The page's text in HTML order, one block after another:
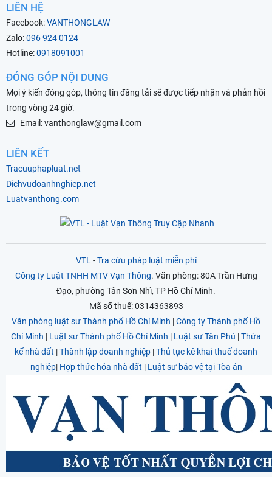
LIÊN HỆ
Facebook:VANTHONGLAW
Zalo:096 924 0124
Hotline:0918091001
ĐÓNG GÓP NỘI DUNG
Mọi ý kiến đóng góp, thông tin đăng tải sẽ được tiếp nhận và phản hồi
trong vòng 24 giờ.
Email: vanthonglaw@gmail.com
LIÊN KẾT
Tracuuphapluat.net
Dichvudoanhnghiep.net
Luatvanthong.com
VTL -Tra cứu pháp luật miễn phí
Công ty Luật TNHH MTV Vạn Thông. Văn phòng: 80A Trần Hưng
Đạo, phường Tân Sơn Nhì, TP Hồ Chí Minh.
Mã số thuế: 0314363893
Văn phòng luật sư Thành phố Hồ Chí Minh |Công ty Thành phố Hồ
Chí Minh | Luật sư Thành phố Hồ Chí Minh | Luật sư Tân Phú |Thừa
kế nhà đất |Thành lập doanh nghiệp |Thủ tục kê khai thuế doanh
nghiệp| Hợp thức hóa nhà đất | Luật sư bảo vệ tại Tòa án